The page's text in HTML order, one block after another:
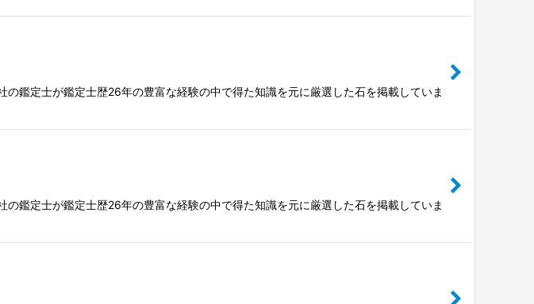
定士が鑑定士歴26年の豊富な経験の中で得た知識を元に厳選した石を掲載していま
定士が鑑定士歴26年の豊富な経験の中で得た知識を元に厳選した石を掲載していま